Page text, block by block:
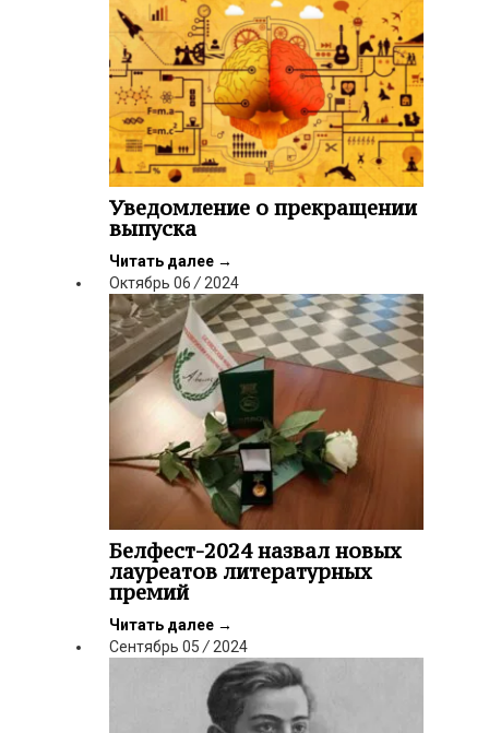
Уведомление о прекращении
выпуска
Читать далее →
Октябрь 06 / 2024
Белфест-2024 назвал новых
лауреатов литературных
премий
Читать далее →
Сентябрь 05 / 2024